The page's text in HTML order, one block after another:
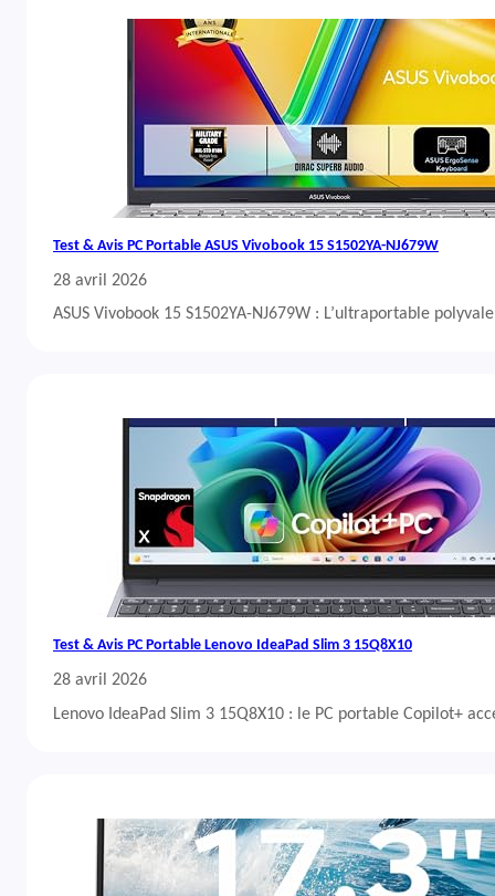
Test & Avis PC Portable ASUS Vivobook 15 S1502YA-NJ679W
28 avril 2026
ASUS Vivobook 15 S1502YA-NJ679W : L’ultraportable
Test & Avis PC Portable Lenovo IdeaPad Slim 3 15Q8X10
28 avril 2026
Lenovo IdeaPad Slim 3 15Q8X10 : le PC portable Copilot+